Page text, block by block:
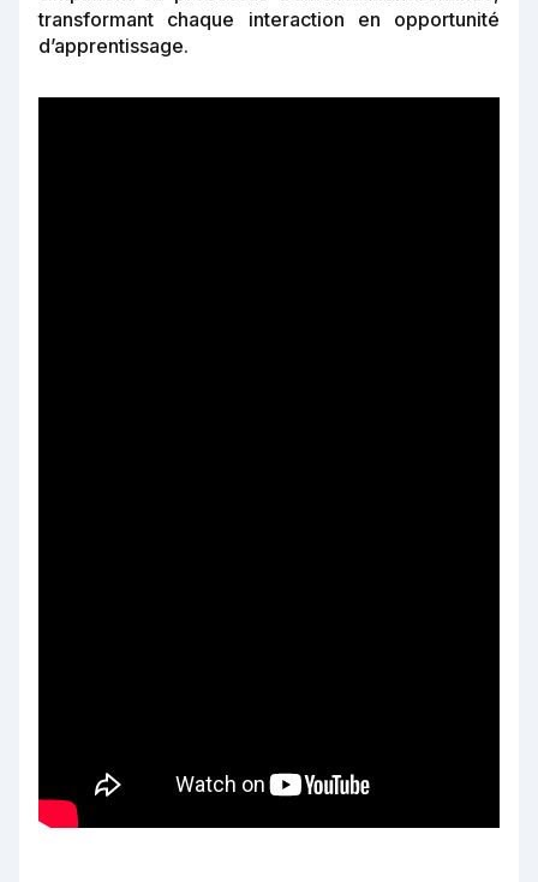
transformant chaque interaction en opportunité
d’apprentissage.